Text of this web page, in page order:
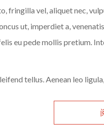
fringilla vel, aliquet nec,
ut, imperdiet a,
eu pede mollis pretium.
tellus. Aenean leo